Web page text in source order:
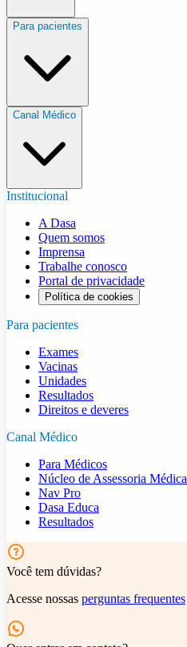
Para pacientes
Canal Médico
Institucional
A Dasa
Quem somos
Imprensa
Trabalhe conosco
Portal de privacidade
Política de cookies
Para pacientes
Exames
Vacinas
Unidades
Resultados
Direitos e deveres
Canal Médico
Para Médicos
Núcleo de Assessoria Médica
Nav Pro
Dasa Educa
Resultados
Você tem dúvidas?
Acesse nossas perguntas frequentes